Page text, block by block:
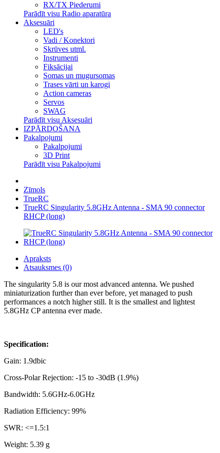
RX/TX Piederumi
Parādīt visu Radio aparatūra
Aksesuāri
LED's
Vadi / Konektori
Skrūves utml.
Instrumenti
Fiksācijai
Somas un mugursomas
Trases vārti un karogi
Action cameras
Servos
SWAG
Parādīt visu Aksesuāri
IZPĀRDOŠANA
Pakalpojumi
Pakalpojumi
3D Print
Parādīt visu Pakalpojumi
Zīmols
TrueRC
TrueRC Singularity 5.8GHz Antenna - SMA 90 connector
RHCP (long)
Apraksts
Atsauksmes (0)
The singularity 5.8 is our most advanced antenna. We pushed
miniaturization further than ever before, yet managed to push
performances a notch higher still. It is the smallest and lightest
5.8GHz CP antenna ever made.
Specification:
Gain: 1.9dbic
Cross-Polar Rejection: -15 to -30dB (1.9%)
Bandwidth: 5.6GHz-6.0GHz
Radiation Efficiency: 99%
SWR: <=1.5:1
Weight: 5.39 g